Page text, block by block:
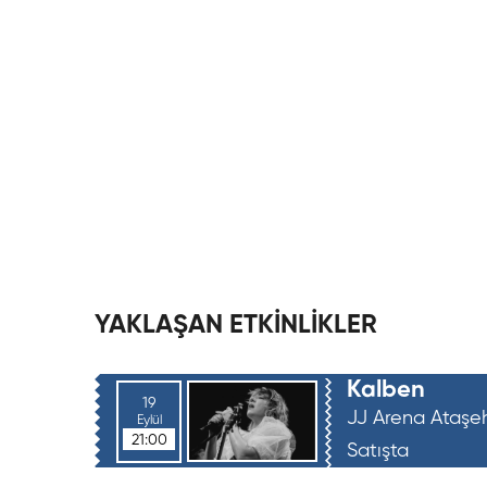
YAKLAŞAN ETKİNLİKLER
Kalben
JJ Arena
Satışta
19
Eylül
21:00